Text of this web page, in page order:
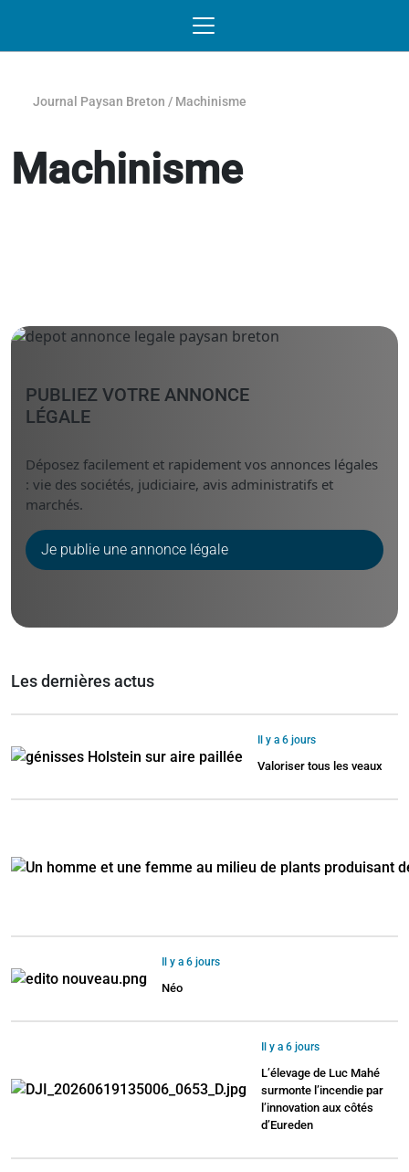
Journal Paysan Breton / Machinisme
Machinisme
PUBLIEZ VOTRE ANNONCE
LÉGALE
Déposez facilement et rapidement vos annonces légales
: vie des sociétés, judiciaire, avis administratifs et
marchés.
Je publie une annonce légale
Les dernières actus
Il y a 6 jours
Valoriser tous les veaux
Il y a 6 jours
Néo
Il y a 6 jours
L’élevage de Luc Mahé
surmonte l’incendie par
l’innovation aux côtés
d’Eureden